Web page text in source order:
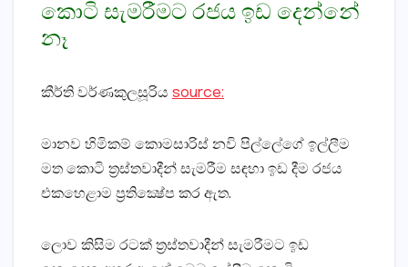
කොටි සැමරීමට රජය ඉඩ දෙන්නේ
නෑ
කීර්ති වර්ණකුලසූරිය source:
මානව හිමිකම් කොමසාරිස්‌ නවි පිල්ලේගේ ඉල්ලීම
මත කොටි ත්‍රස්‌තවාදීන් සැමරීම සඳහා ඉඩ දීම රජය
එකහෙළාම ප්‍රතික්‍ෂේප කර ඇත.
ලොව කිසිම රටක්‌ ත්‍රස්‌තවාදීන් සැමරීමට ඉඩ